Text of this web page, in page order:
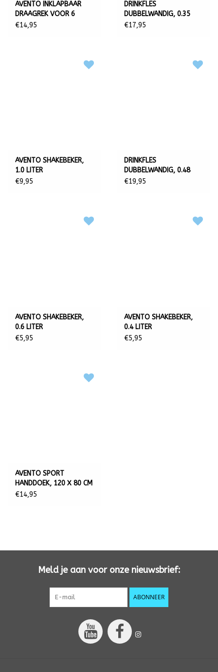
AVENTO INKLAPBAAR
DRAAGREK VOOR 6
BIDONS
€14,95
DRINKFLES
DUBBELWANDIG, 0.35
LITER
€17,95
AVENTO SHAKEBEKER,
1.0 LITER
€9,95
DRINKFLES
DUBBELWANDIG, 0.48
LITER
€19,95
AVENTO SHAKEBEKER,
0.6 LITER
€5,95
AVENTO SHAKEBEKER,
0.4 LITER
€5,95
AVENTO SPORT
HANDDOEK, 120 X 80 CM
€14,95
Meld je aan voor onze nieuwsbrief:
ABONNEER